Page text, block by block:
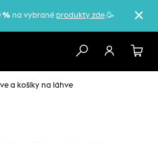
% na vybrané produkty zde.🥳
a košíky na láhve